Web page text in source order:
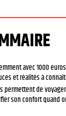
avec 1000
et réalités à
permettent de
son confort quand